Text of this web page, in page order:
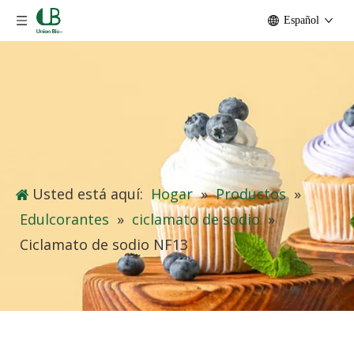
Español
Usted está aquí: Hogar » Productos »
Edulcorantes » ciclamato de sodio »
Ciclamato de sodio NF13